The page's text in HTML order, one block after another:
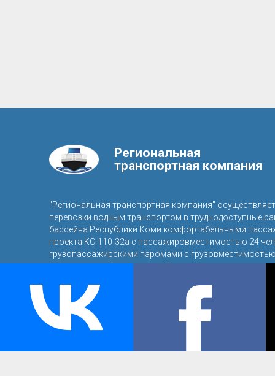
Региональная
транспортная компания
"Региональная транспортная компания"
перевозки водным транспортом в труднодоступные
бассейна Республики Коми комфортабельными
проекта КС-110-32а с пассажировместимостью 24
грузопассажирскими паромами с
пассажировместимостью 40 человек.